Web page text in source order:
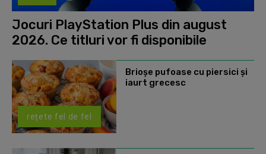
Jocuri PlayStation Plus din august
2026. Ce titluri vor fi disponibile
rețete fel de fel
Brioșe pufoase cu piersici și
iaurt grecesc